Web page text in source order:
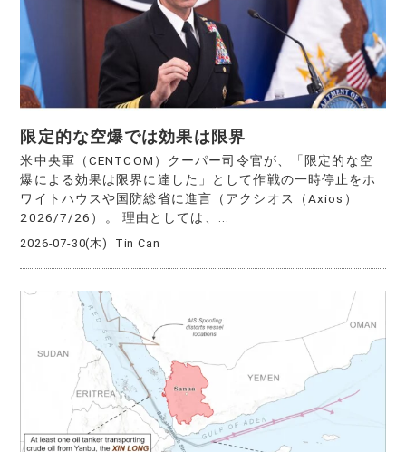
限定的な空爆では効果は限界
米中央軍（CENTCOM）クーパー司令官が、「限定的な空
爆による効果は限界に達した」として作戦の一時停止をホ
ワイトハウスや国防総省に進言（アクシオス（Axios）
2026/7/26）。 理由としては、...
2026-07-30(木) Tin Can